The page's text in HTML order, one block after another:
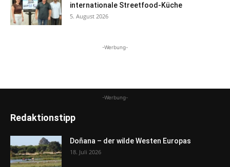
internationale Streetfood-Küche
5. August 2026
-Werbung-
-Werbung-
Redaktionstipp
Doñana – der wilde Westen Europas
18. Juli 2026